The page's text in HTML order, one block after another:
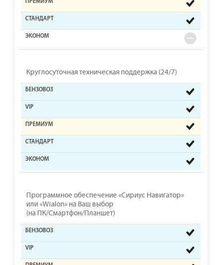
Круглосуточная техническая поддержка (24/7)
Программное обеспечение «Сириус Навигатор»
или «Wialon» на Ваш выбор
(на ПК/Смартфон/Планшет)